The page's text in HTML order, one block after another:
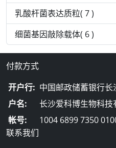
乳酸杆菌表达质粒( 7 )
细菌基因敲除载体( 6 )
付款方式
开户行: 中国邮政储蓄银行
户名:
长沙爱科博生物科技
帐号:
1004 6899 7350
联系我们